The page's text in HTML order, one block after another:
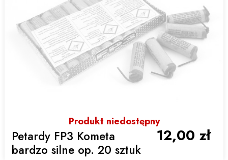
Produkt niedostępny
Petardy FP3 Kometa
bardzo silne op. 20 sztuk
12,00 zł